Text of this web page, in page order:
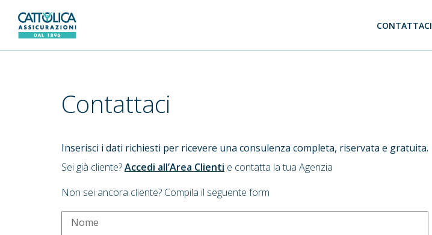
Generali Logo CONTATTACI
Contattaci
Inserisci i dati richiesti per ricevere una consulenza completa, riservata e gratuita.
Sei già cliente?Accedi all’Area Clienti e contatta la tua Agenzia
Non sei ancora cliente? Compila il seguente form
Nome